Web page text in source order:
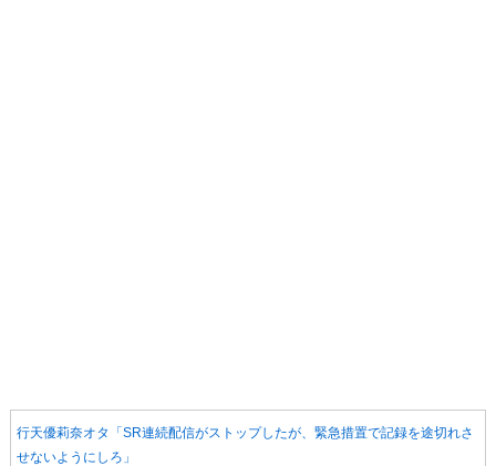
行天優莉奈オタ「SR連続配信がストップしたが、緊急措置で記録を途切れさ
せないようにしろ」